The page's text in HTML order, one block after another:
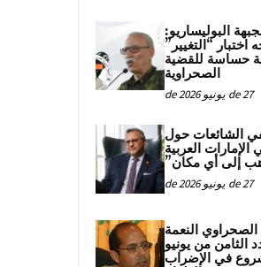
البوليساريو:
اختبار “التغيير”
حساسة للقضية
الصحراوية
27 de يونيو de 2026
الشائعات حول
العربية
إلى أي مكان”
27 de يونيو de 2026
الصحراوي النعمة
الثامن من يونيو
في الإضراب